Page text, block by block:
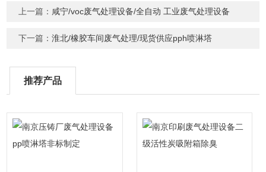
上一篇： 咸宁/voc废气处理设备/全自动 工业废气处理设备
下一篇：淮北/橡胶车间废气处理/现货供应pph喷淋塔
推荐产品